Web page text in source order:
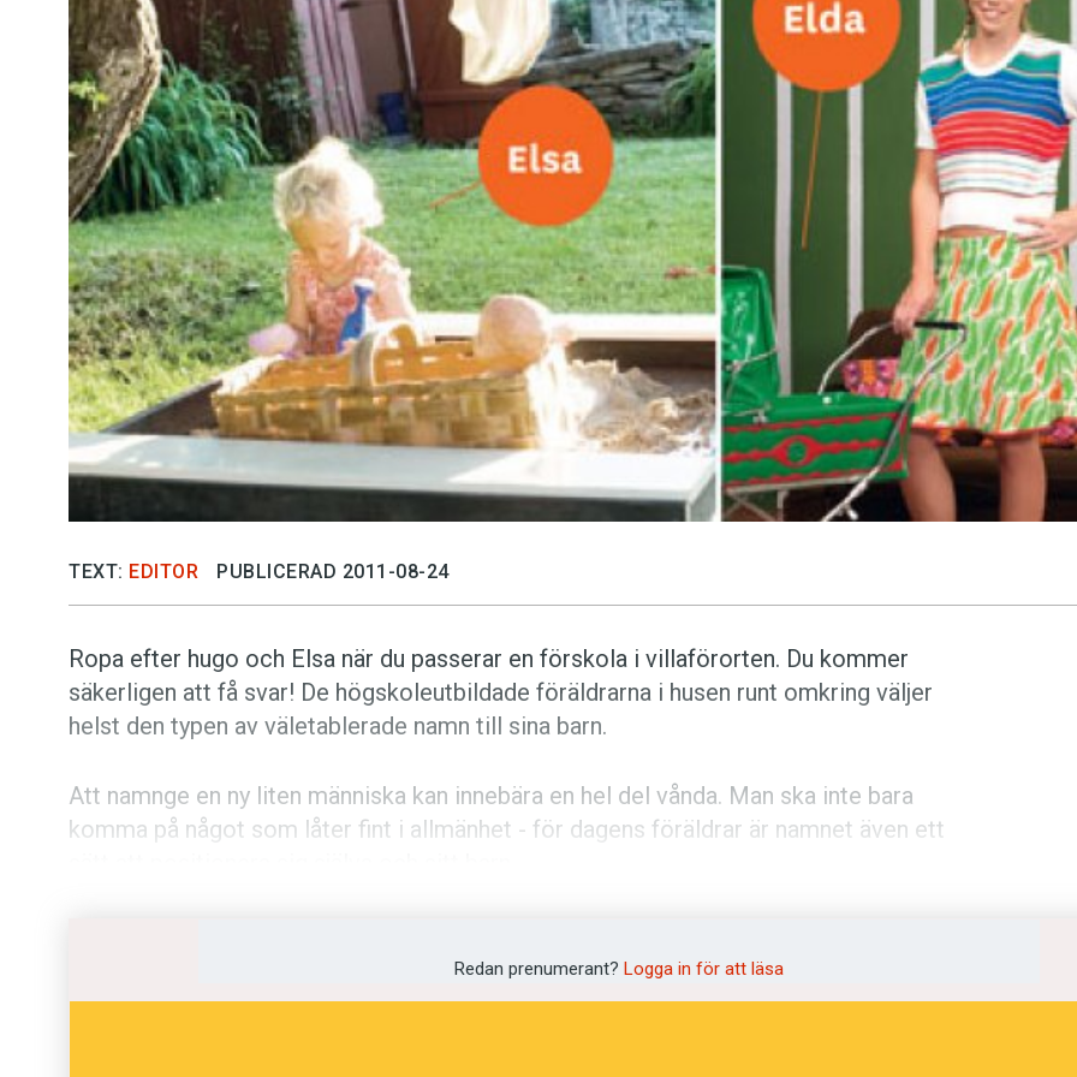
Kviss
Podden
Anmäl till språkpolisen
Föreslå nyord
Annonsera
Prenumerera
Läs Språktidningen digitalt
Press
TEXT: EDITOR PUBLICERAD 2011-08-24
Ropa efter hugo och Elsa när du passerar en förskola i villaförorten. Du kommer
säkerligen att få svar! De högskoleutbildade föräldrarna i husen runt omkring väljer
helst den typen av väletablerade namn till sina barn.
Att namnge en ny liten människa kan innebära en hel del vånda. Man ska inte bara
komma på något som låter fint i allmänhet - för dagens föräldrar är namnet även ett
kategoripar, som många föräldrar förhåller sig till när de väljer namn. Det är en fråga
om hur man uppfattar sig själv, eller hur man vill bli uppfattad: Modern eller
Redan prenumerant? Logga in för att läsa